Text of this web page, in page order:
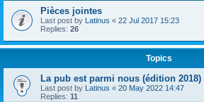
Pièces jointes
Last post by Latinus « 22 Jul 2017 15:23
Replies: 26
Topics
La pub est parmi nous (édition 2018)
Last post by Latinus « 20 May 2022 14:47
Replies: 11